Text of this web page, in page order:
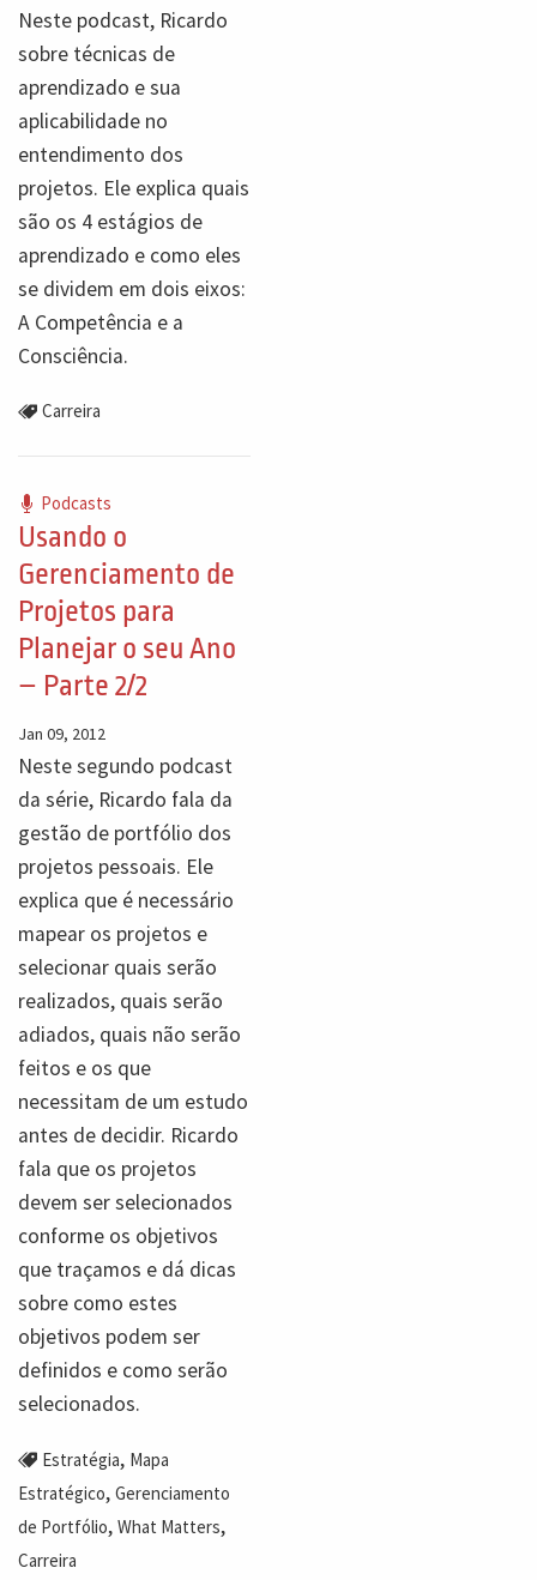
Neste podcast, Ricardo
sobre técnicas de
aprendizado e sua
aplicabilidade no
entendimento dos
projetos. Ele explica quais
são os 4 estágios de
aprendizado e como eles
se dividem em dois eixos:
A Competência e a
Consciência.
Carreira
Podcasts
Usando o
Gerenciamento de
Projetos para
Planejar o seu Ano
– Parte 2/2
Jan 09, 2012
Neste segundo podcast
da série, Ricardo fala da
gestão de portfólio dos
projetos pessoais. Ele
explica que é necessário
mapear os projetos e
selecionar quais serão
realizados, quais serão
adiados, quais não serão
feitos e os que
necessitam de um estudo
antes de decidir. Ricardo
fala que os projetos
devem ser selecionados
conforme os objetivos
que traçamos e dá dicas
sobre como estes
objetivos podem ser
definidos e como serão
selecionados.
Estratégia, Mapa
Estratégico, Gerenciamento
de Portfólio, What Matters,
Carreira